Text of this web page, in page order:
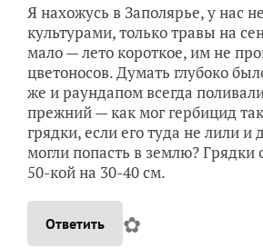
Я нахожусь в Заполярье, у нас
культурами, только травы на
мало — лето короткое, им не
цветоносов. Думать глубоко
же и раундапом всегда
прежний — как мог гербицид
грядки, если его туда не лили и
могли попасть в землю?
50-кой на 30-40 см.
Ответить ✿